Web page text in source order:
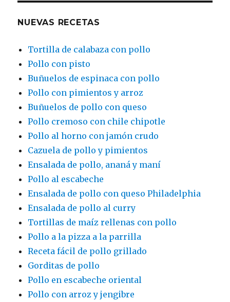
NUEVAS RECETAS
Tortilla de calabaza con pollo
Pollo con pisto
Buñuelos de espinaca con pollo
Pollo con pimientos y arroz
Buñuelos de pollo con queso
Pollo cremoso con chile chipotle
Pollo al horno con jamón crudo
Cazuela de pollo y pimientos
Ensalada de pollo, ananá y maní
Pollo al escabeche
Ensalada de pollo con queso Philadelphia
Ensalada de pollo al curry
Tortillas de maíz rellenas con pollo
Pollo a la pizza a la parrilla
Receta fácil de pollo grillado
Gorditas de pollo
Pollo en escabeche oriental
Pollo con arroz y jengibre